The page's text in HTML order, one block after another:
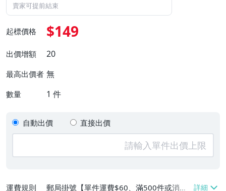
賣家可提前結束
起標價格 $149
出價增額 20
最高出價者 無
數量 1 件
自動出價 直接出價
運費規則
郵局掛號【單件運費$60、滿500件或消費